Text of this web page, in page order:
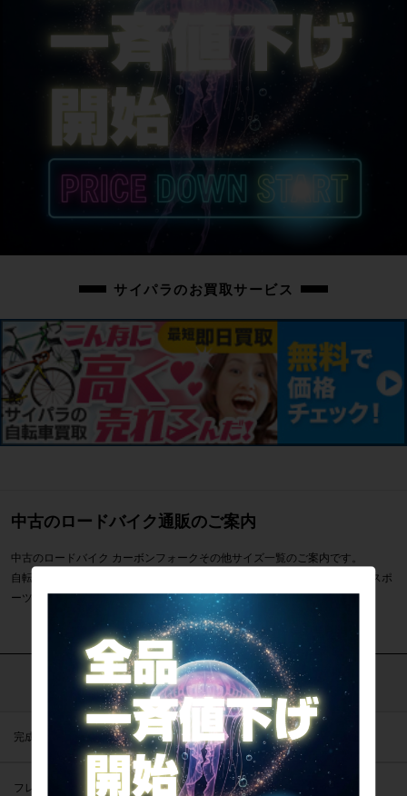
サイパラのお買取サービス
中古のロードバイク通販のご案内
中古のロードバイク カーボンフォークその他サイズ一覧のご案内です。
自転車専門店サイクルパラダイスではカーボンフォークその他サイズなどスポ
ーツ自転車を通販・販売・買取しています。
カテゴリで探す
完成車
フレーム